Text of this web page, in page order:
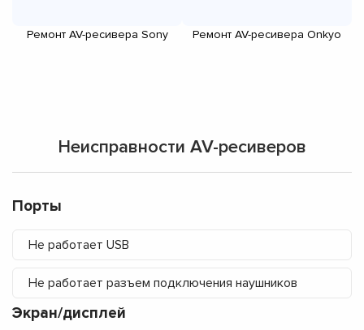
Ремонт AV-ресивера Sony Ремонт AV-ресивера Onkyo
Неисправности AV-ресиверов
Порты
Не работает USB
Не работает разъем подключения наушников
Экран/дисплей